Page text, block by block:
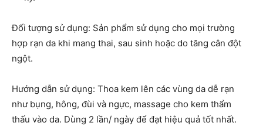
Đối tượng sử dụng: Sản phẩm sử dụng cho mọi trường
hợp rạn da khi mang thai, sau sinh hoặc do tăng cân đột
ngột.
Hướng dẫn sử dụng: Thoa kem lên các vùng da dễ rạn
như bụng, hông, đùi và ngực, massage cho kem thẩm
thấu vào da. Dùng 2 lần/ ngày để đạt hiệu quả tốt nhất.